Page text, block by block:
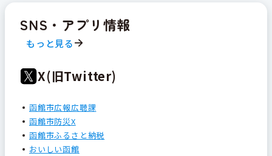
SNS・アプリ情報
もっと見る
X(旧Twitter)
函館市広報広聴課
函館市防災X
函館市ふるさと納税
おいしい函館